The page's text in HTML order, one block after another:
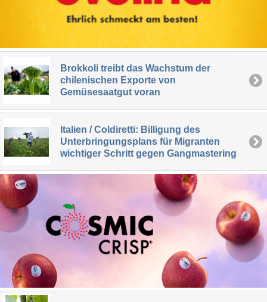
Brokkoli treibt das Wachstum der
chilenischen Exporte von
Gemüsesaatgut voran
Italien / Coldiretti: Billigung des
Unterbringungsplans für Migranten
wichtiger Schritt gegen Gangmastering